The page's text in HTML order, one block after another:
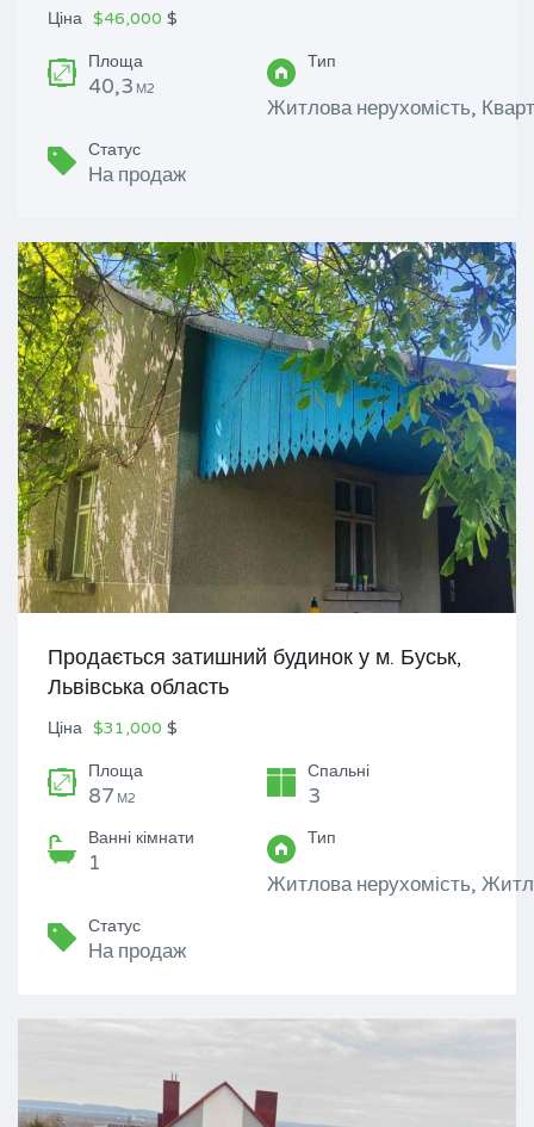
Ціна $46,000 $
Площа
40,3 М2
Тип
Житлова нерухомість,
Статус
На продаж
Продається затишний будинок у м. Буськ,
Львівська область
Ціна $31,000 $
Площа
87 М2
Спальні
3
Ванні кімнати
1
Тип
Житлова нерухомість,
Статус
На продаж